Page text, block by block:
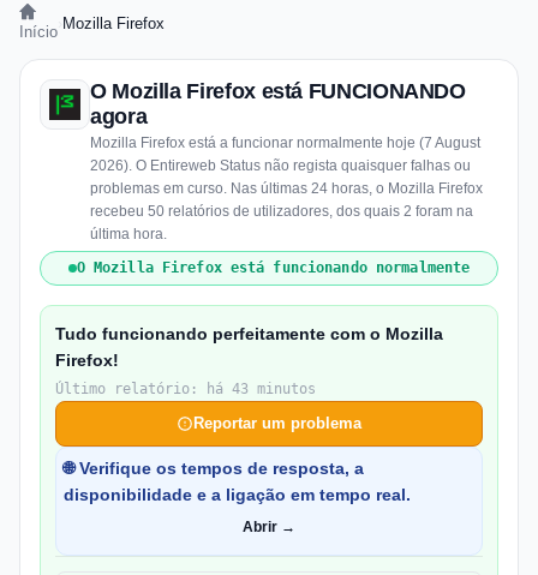
Início Mozilla Firefox
O Mozilla Firefox está FUNCIONANDO
agora
Mozilla Firefox está a funcionar normalmente hoje (7 August
2026). O Entireweb Status não regista quaisquer falhas ou
problemas em curso. Nas últimas 24 horas, o Mozilla Firefox
recebeu 50 relatórios de utilizadores, dos quais 2 foram na
última hora.
O Mozilla Firefox está funcionando normalmente
Tudo funcionando perfeitamente com o Mozilla
Firefox!
Último relatório: há 43 minutos
Reportar um problema
🌐 Verifique os tempos de resposta, a
disponibilidade e a ligação em tempo real.
Abrir →